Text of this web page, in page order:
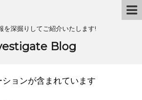
を深掘りしてご紹介いたします!
Blog
ョンが含まれています